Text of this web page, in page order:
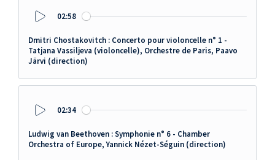
02:58
Dmitri Chostakovitch : Concerto pour violoncelle n° 1 -
Tatjana Vassiljeva (violoncelle), Orchestre de Paris, Paavo
Järvi (direction)
02:34
Ludwig van Beethoven : Symphonie n° 6 - Chamber
Orchestra of Europe, Yannick Nézet-Séguin (direction)